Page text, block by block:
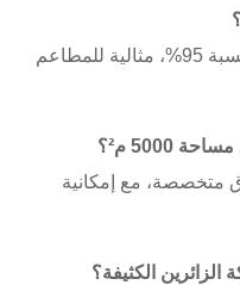
تم تطوير تركيبة مقاومة للرطوبة بنسبة 95%، مثالية للمطاعم
5000 م²؟
فرق متخصصة، مع إمكانية
الكثيفة؟